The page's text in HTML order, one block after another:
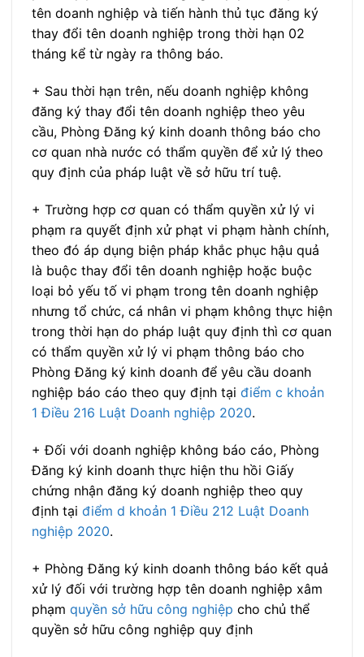
tên doanh nghiệp và tiến hành thủ tục đăng ký
thay đổi tên doanh nghiệp trong thời hạn 02
tháng kể từ ngày ra thông báo.
+ Sau thời hạn trên, nếu doanh nghiệp không
đăng ký thay đổi tên doanh nghiệp theo yêu
cầu, Phòng Đăng ký kinh doanh thông báo cho
cơ quan nhà nước có thẩm quyền để xử lý theo
quy định của pháp luật về sở hữu trí tuệ.
+ Trường hợp cơ quan có thẩm quyền xử lý vi
phạm ra quyết định xử phạt vi phạm hành chính,
theo đó áp dụng biện pháp khắc phục hậu quả
là buộc thay đổi tên doanh nghiệp hoặc buộc
loại bỏ yếu tố vi phạm trong tên doanh nghiệp
nhưng tổ chức, cá nhân vi phạm không thực hiện
trong thời hạn do pháp luật quy định thì cơ quan
có thẩm quyền xử lý vi phạm thông báo cho
Phòng Đăng ký kinh doanh để yêu cầu doanh
nghiệp báo cáo theo quy định tại điểm c khoản
1 Điều 216 Luật Doanh nghiệp 2020.
+ Đối với doanh nghiệp không báo cáo, Phòng
Đăng ký kinh doanh thực hiện thu hồi Giấy
chứng nhận đăng ký doanh nghiệp theo quy
định tại điểm d khoản 1 Điều 212 Luật Doanh
nghiệp 2020.
+ Phòng Đăng ký kinh doanh thông báo kết quả
xử lý đối với trường hợp tên doanh nghiệp xâm
phạm quyền sở hữu công nghiệp cho chủ thể
quyền sở hữu công nghiệp quy định